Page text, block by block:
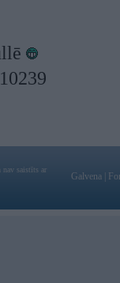
nav saistīts ar
Galvena